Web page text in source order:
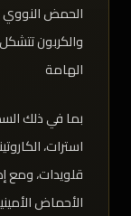
الحمض النووي
والكربون
الهامة
استرات،
قلويدات، ومع
الأحماض